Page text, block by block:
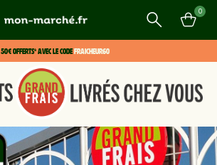
Recherche
0
50€ offerts* avec le codeFRAICHEUR60